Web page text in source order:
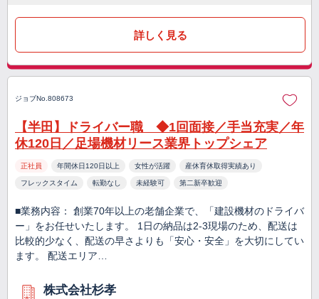
詳しく見る
ジョブNo.808673
【半田】ドライバー職 ◆1回面接／手当充実／年
休120日／足場機材リース業界トップシェア
正社員 年間休日120日以上 女性が活躍 産休育休取得実績あり
フレックスタイム 転勤なし 未経験可 第二新卒歓迎
■業務内容： 創業70年以上の老舗企業で、「建設機材のドライバ
ー」をお任せいたします。 1日の納品は2-3現場のため、配送は
比較的少なく、配送の早さよりも「安心・安全」を大切にしてい
ます。 配送エリア…
株式会社杉孝